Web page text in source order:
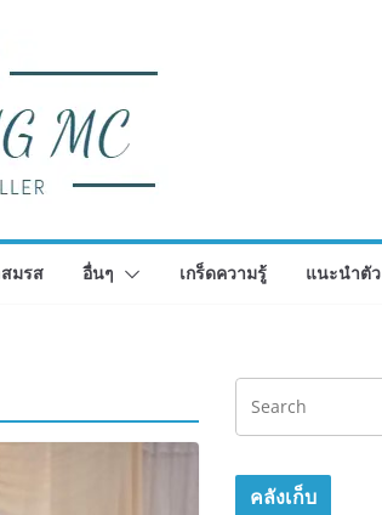
มรส อื่นๆ เกร็ดความรู้ แนะนำตัว
คลังเก็บ